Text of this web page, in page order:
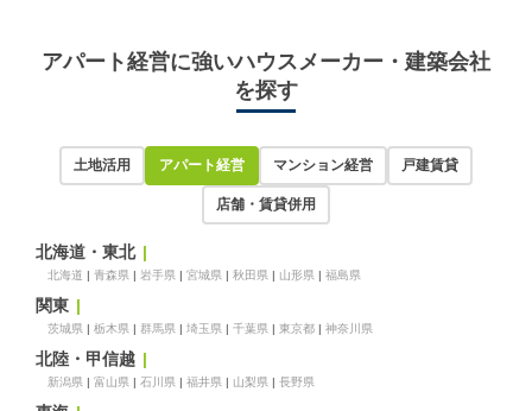
アパート経営に強いハウスメーカー・建築会社
を探す
土地活用 アパート経営 マンション経営 戸建賃貸
店舗・賃貸併用
北海道・東北
北海道 青森県 岩手県 宮城県 秋田県 山形県 福島県
関東
茨城県 栃木県 群馬県 埼玉県 千葉県 東京都 神奈川県
北陸・甲信越
新潟県 富山県 石川県 福井県 山梨県 長野県